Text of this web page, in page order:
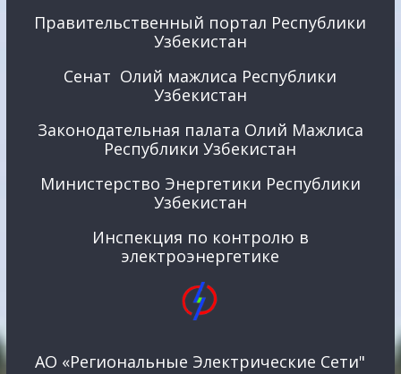
Правительственный портал Республики
Узбекистан
Сенат Олий мажлиса Республики
Узбекистан
Законодательная палата Олий Мажлиса
Республики Узбекистан
Министерство Энергетики Республики
Узбекистан
Инспекция по контролю в
электроэнергетике
АО «Региональные Электрические Сети"